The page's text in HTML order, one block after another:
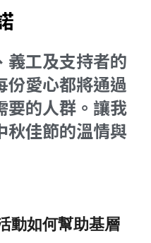
義工及支持者的
份愛心都將通過
要的人群。讓我
秋佳節的溫情與
動如何幫助基層